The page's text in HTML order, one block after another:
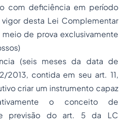
com deficiência em período
desta Lei Complementar
de prova exclusivamente
(seis meses da data de
2013, contida em seu art. 11,
criar um instrumento capaz
o conceito de
previsão do art. 5 da LC